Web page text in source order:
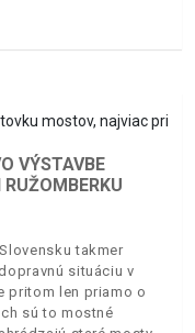
VÝSTAVBE
takmer
situáciu v
pritom len priamo o
sú to mostné